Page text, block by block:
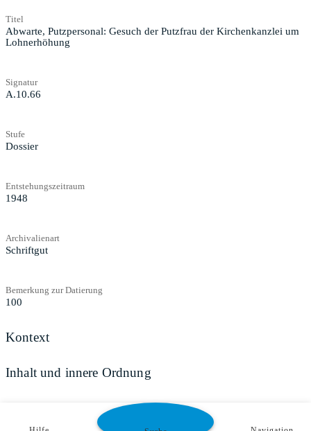
Titel
Abwarte, Putzpersonal: Gesuch der Putzfrau der Kirchenkanzlei um
Lohnerhöhung
Signatur
A.10.66
Stufe
Dossier
Entstehungszeitraum
1948
Archivalienart
Schriftgut
Bemerkung zur Datierung
100
Kontext
Inhalt und innere Ordnung
Zugangs- und Benutzungsbestimmungen